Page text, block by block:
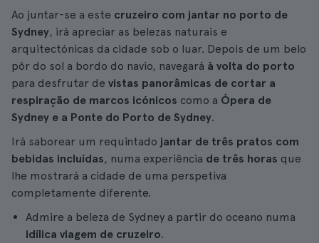
Ao juntar-se a este cruzeiro com jantar no porto de
Sydney, irá apreciar as belezas naturais e
arquitectónicas da cidade sob o luar. Depois de um belo
pôr do sol a bordo do navio, navegará à volta do porto
para desfrutar de vistas panorâmicas de cortar a
respiração de marcos icónicos como a Ópera de
Sydney e a Ponte do Porto de Sydney.
Irá saborear um requintado jantar de três pratos com
bebidas incluídas, numa experiência de três horas que
lhe mostrará a cidade de uma perspetiva
completamente diferente.
Admire a beleza de Sydney a partir do oceano numa
idílica viagem de cruzeiro.